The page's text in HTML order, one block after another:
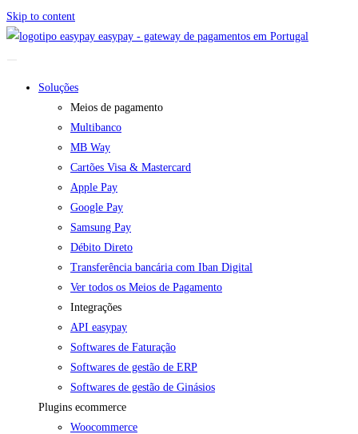
Skip to content
easypay - gateway de pagamentos em Portugal
Soluções
Meios de pagamento
Multibanco
MB Way
Cartões Visa & Mastercard
Apple Pay
Google Pay
Samsung Pay
Débito Direto
Transferência bancária com Iban Digital
Ver todos os Meios de Pagamento
Integrações
API easypay
Softwares de Faturação
Softwares de gestão de ERP
Softwares de gestão de Ginásios
Plugins ecommerce
Woocommerce